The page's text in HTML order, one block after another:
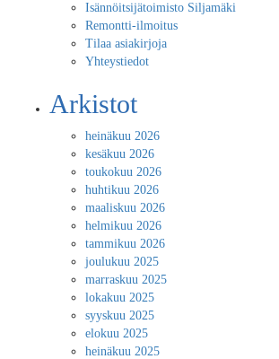
Isännöitsijätoimisto Siljamäki
Remontti-ilmoitus
Tilaa asiakirjoja
Yhteystiedot
Arkistot
heinäkuu 2026
kesäkuu 2026
toukokuu 2026
huhtikuu 2026
maaliskuu 2026
helmikuu 2026
tammikuu 2026
joulukuu 2025
marraskuu 2025
lokakuu 2025
syyskuu 2025
elokuu 2025
heinäkuu 2025